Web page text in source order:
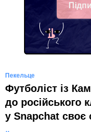
Пекельце
Футболіст із
до російського
у Snapchat своє